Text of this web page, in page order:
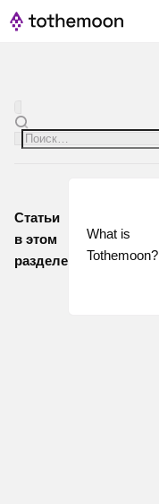
Статьи
в этом
разделе
What is
Tothemoon?